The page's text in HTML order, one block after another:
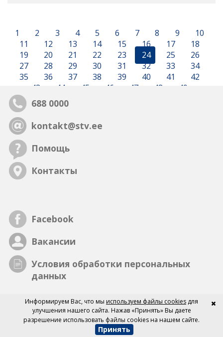
1 2 3 4 5 6 7 8 9
10
11
12 13 14 15 16 17
18
19
20 21 22 23 24 25
26
27
28 29 30 31 32 33
34
35
36 37 38 39 40 41
42
43
44 45 46 47 48 49
688 0000
kontakt@stv.ee
Помощь
Контакты
Facebook
Вакансии
Условия обработки персональных
данных
Информируем Вас, что мы используем файлы cookies для
улучшения нашего сайта. Нажав «Принять» Вы даете
разрешение использовать файлы cookies на нашем сайте.
Принять